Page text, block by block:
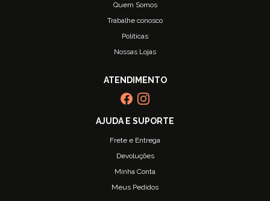
Quem Somos
Trabalhe conosco
Políticas
Nossas Lojas
Frete e Entrega
Devoluções
Minha Conta
Meus Pedidos